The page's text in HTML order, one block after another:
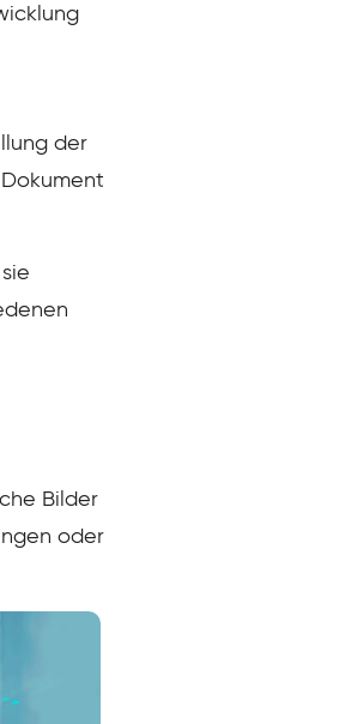
der
Bilder
oder